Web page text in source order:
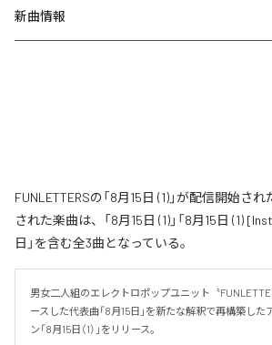
新曲情報
FUNLETTERSの「8月15日 (1)」が配信開始さ
された楽曲は、「8月15日 (1)」「8月15日 (1)
日」を含む全3曲となっている。
男女二人組のエレクトロポップユニット〝
ースした代表曲「8月15日」を新たな解釈で再構築し
ン「8月15日（1）」をリリース。